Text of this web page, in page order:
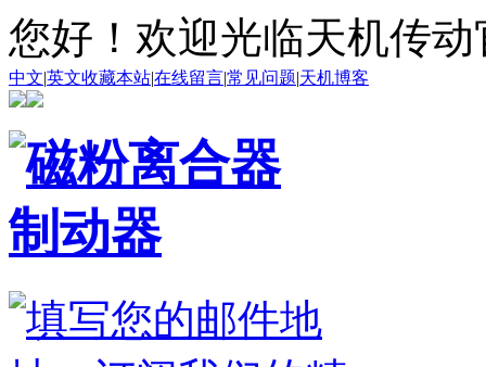
您好！欢迎光临天机传
中文|英文收藏本站|在线留言|常见问题|天机博客